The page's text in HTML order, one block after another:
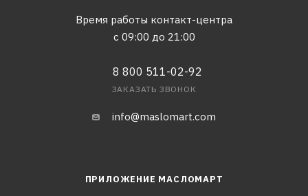
Время работы контакт-центра
с 09:00 до 21:00
8 800 511-02-92
ЗАКАЗАТЬ ЗВОНОК
info@maslomart.com
ПРИЛОЖЕНИЕ МАСЛОМАРТ